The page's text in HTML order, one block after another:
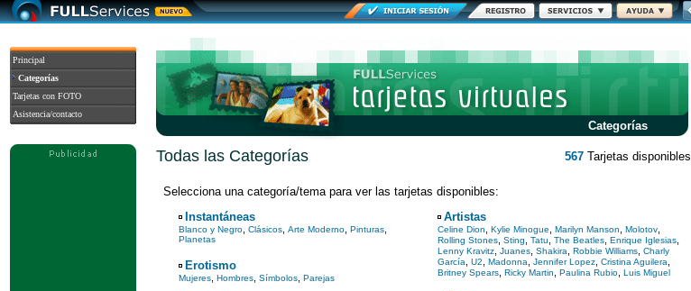
Principal
Categorías
Tarjetas con FOTO
Asistencia/contacto
Categorías
Todas las Categorías 567 Tarjetas disponibles
Selecciona una categoría/tema para ver las tarjetas disponibles:
Instantáneas
Blanco y Negro Clásicos Arte Moderno Pinturas
Planetas
Erotismo
Mujeres Hombres Símbolos Parejas
Artistas
Celine Dion Kylie Minogue Marilyn Manson Molotov
Rolling Stones Sting Tatu The Beatles Enrique Iglesias
Lenny Kravitz Juanes Shakira Robbie Williams Charly
García
U2 Madonna Jennifer Lopez Cristina Aguilera
Britney Spears Ricky Martin Paulina Rubio Luis Miguel